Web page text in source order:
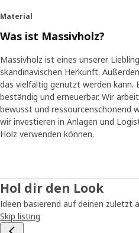
Material
Was ist Massivholz?
Massivholz ist eines unserer
skandinavischen Herkunft.
das vielfältig genutzt werden kann.
beständig und erneuerbar. Wir
bewusst und ressourcenschonend
wir investieren in Anlagen und
Holz verwenden können.
Hol dir den Look
Ideen basierend auf deinen zuletzt
Skip listing